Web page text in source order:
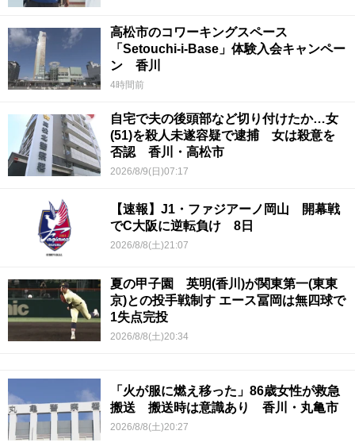
高松市のコワーキングスペース
「Setouchi-i-Base」体験入会キャンペー
ン 香川
4時間前
自宅で夫の後頭部など切り付けたか…女
(51)を殺人未遂容疑で逮捕 女は殺意を
否認 香川・高松市
2026/8/9(日)07:17
【速報】J1・ファジアーノ岡山 開幕戦
でC大阪に逆転負け 8日
2026/8/8(土)21:07
夏の甲子園 英明(香川)が関東第一(東東
京)との投手戦制す エース冨岡は無四球で
1失点完投
2026/8/8(土)20:34
「火が服に燃え移った」86歳女性が救急
搬送 搬送時は意識あり 香川・丸亀市
2026/8/8(土)20:27